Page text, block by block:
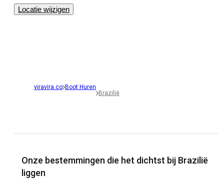
Locatie wijzigen
viravira.co Boot Huren
Brazilië
Onze bestemmingen die het dichtst bij Brazilië
liggen